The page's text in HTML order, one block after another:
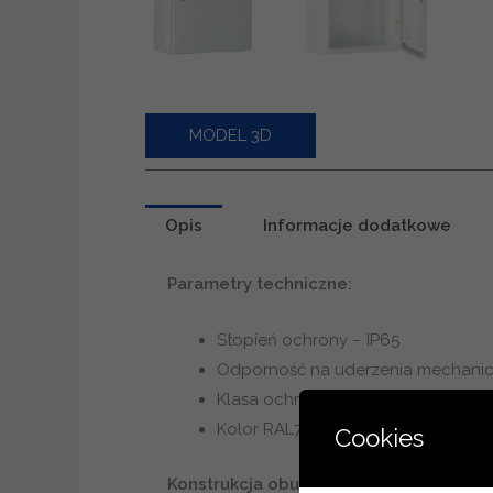
MODEL 3D
Opis Informacje dodatkowe
Parametry techniczne:
Stopień ochrony – IP65
Odporność na uderzenia
Klasa ochronności I
Kolor RAL7035
Konstrukcja obudowy:
Cookies